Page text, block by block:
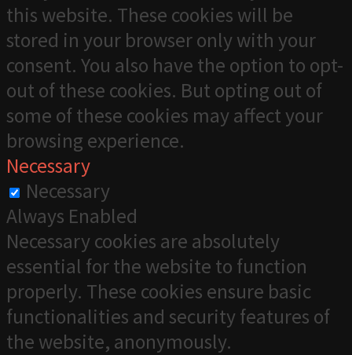
this website. These cookies will be
stored in your browser only with your
consent. You also have the option to opt-
out of these cookies. But opting out of
some of these cookies may affect your
browsing experience.
Necessary
Necessary
Always Enabled
Necessary cookies are absolutely
essential for the website to function
properly. These cookies ensure basic
functionalities and security features of
the website, anonymously.